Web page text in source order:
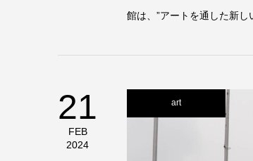
館は、”アートを通した新し
21
FEB
2024
art